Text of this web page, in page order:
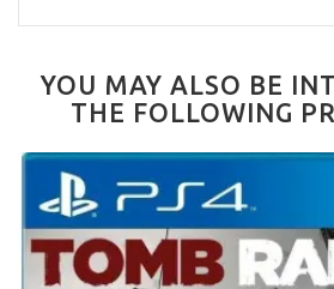
YOU MAY ALSO BE
THE FOLLOWING